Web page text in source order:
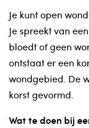
Je kunt open
Je spreekt van
bloedt of geen
ontstaat er een
wondgebied. De
korst gevormd.
Wat te doen bij